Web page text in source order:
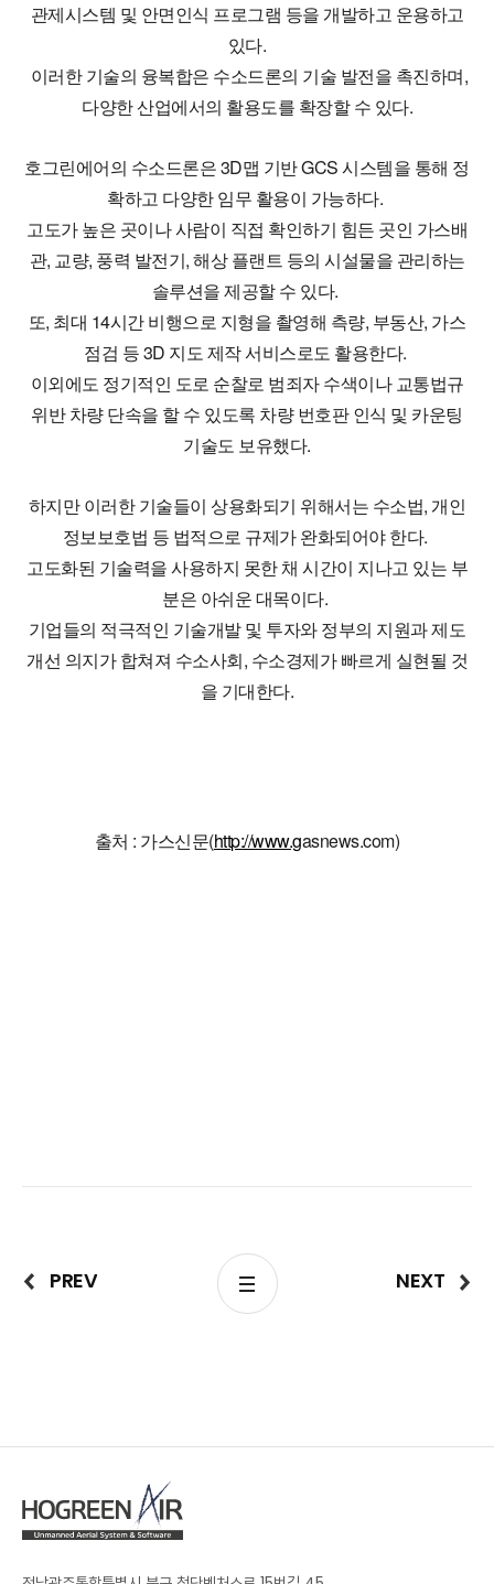
관제시스템 및 안면인식 프로그램 등을 개발하고 운용하고
있다.
이러한 기술의 융복합은 수소드론의 기술 발전을 촉진하며,
다양한 산업에서의 활용도를 확장할 수 있다.
호그린에어의 수소드론은 3D맵 기반 GCS 시스템을 통해 정
확하고 다양한 임무 활용이 가능하다.
고도가 높은 곳이나 사람이 직접 확인하기 힘든 곳인 가스배
관, 교량, 풍력 발전기, 해상 플랜트 등의 시설물을 관리하는
솔루션을 제공할 수 있다.
또, 최대 14시간 비행으로 지형을 촬영해 측량, 부동산, 가스
점검 등 3D 지도 제작 서비스로도 활용한다.
이외에도 정기적인 도로 순찰로 범죄자 수색이나 교통법규
위반 차량 단속을 할 수 있도록 차량 번호판 인식 및 카운팅
기술도 보유했다.
하지만 이러한 기술들이 상용화되기 위해서는 수소법, 개인
정보보호법 등 법적으로 규제가 완화되어야 한다.
고도화된 기술력을 사용하지 못한 채 시간이 지나고 있는 부
분은 아쉬운 대목이다.
기업들의 적극적인 기술개발 및 투자와 정부의 지원과 제도
개선 의지가 합쳐져 수소사회, 수소경제가 빠르게 실현될 것
을 기대한다.
출처 : 가스신문(http://www.gasnews.com)
PREV NEXT